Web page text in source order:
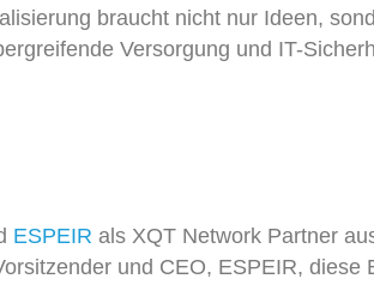
braucht nicht nur Ideen,
Versorgung und IT-
ESPEIR als XQT Network Partner
und CEO, ESPEIR, diese